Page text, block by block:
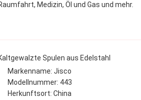
Medizin, Öl und Gas und mehr.
Spulen aus Edelstahl
Markenname: Jisco
Modellnummer: 443
Herkunftsort: China